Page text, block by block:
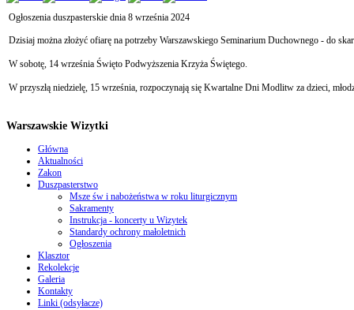
Ogłoszenia duszpasterskie dnia 8 września 2024
Dzisiaj można złożyć ofiarę na potrzeby Warszawskiego Seminarium Duchownego - do
W sobotę, 14 września Święto Podwyższenia Krzyża Świętego.
W przyszłą niedzielę, 15 września, rozpoczynają się Kwartalne Dni Modlitw za dzieci,
Warszawskie Wizytki
Główna
Aktualności
Zakon
Duszpasterstwo
Msze św i nabożeństwa w roku liturgicznym
Sakramenty
Instrukcja - koncerty u Wizytek
Standardy ochrony małoletnich
Ogłoszenia
Klasztor
Rekolekcje
Galeria
Kontakty
Linki (odsyłacze)